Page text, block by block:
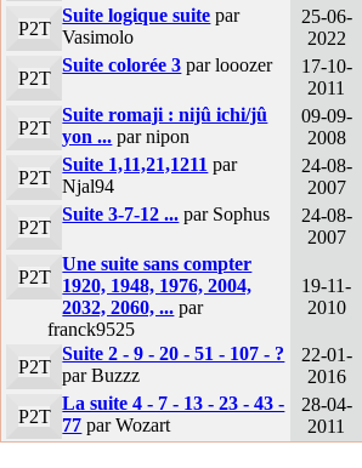
P2T
Suite logique suite par
Vasimolo
25-06-
2022
P2T
Suite colorée 3 par looozer
17-10-
2011
P2T
Suite romaji : nijû ichi/jû
yon ... par nipon
09-09-
2008
P2T
Suite 1,11,21,1211 par
Njal94
24-08-
2007
P2T
Suite 3-7-12 ... par Sophus
24-08-
2007
P2T
Une suite sans compter
1920, 1948, 1976, 2004,
2032, 2060, ... par
franck9525
19-11-
2010
P2T
Suite 2 - 9 - 20 - 51 - 107 - ?
par Buzzz
22-01-
2016
P2T
La suite 4 - 7 - 13 - 23 - 43 -
77 par Wozart
28-04-
2011